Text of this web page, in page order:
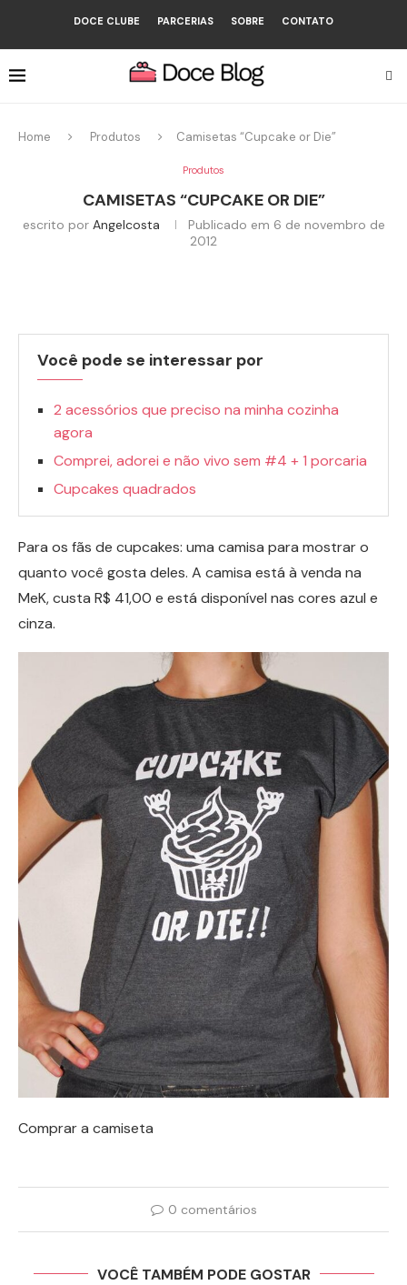
DOCE CLUBE PARCERIAS SOBRE CONTATO
Home Produtos Camisetas “Cupcake or Die”
Produtos
CAMISETAS “CUPCAKE OR DIE”
escrito por Angelcosta Publicado em 6 de novembro de
2012
Você pode se interessar por
2 acessórios que preciso na minha cozinha
agora
Comprei, adorei e não vivo sem #4 + 1 porcaria
Cupcakes quadrados
Para os fãs de cupcakes: uma camisa para mostrar o
quanto você gosta deles. A camisa está à venda na
MeK, custa R$ 41,00 e está disponível nas cores azul e
cinza.
Comprar a camiseta
0 comentários
VOCÊ TAMBÉM PODE GOSTAR